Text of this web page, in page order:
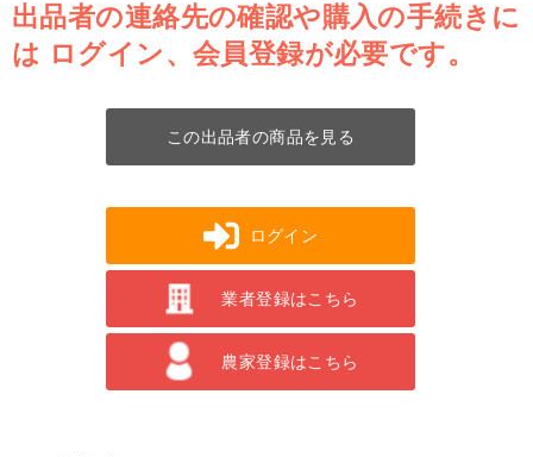
出品者の連絡先の確認や購入の手続きに
は ログイン、会員登録が必要です。
この出品者の商品を見る
ログイン
業者登録はこちら
農家登録はこちら